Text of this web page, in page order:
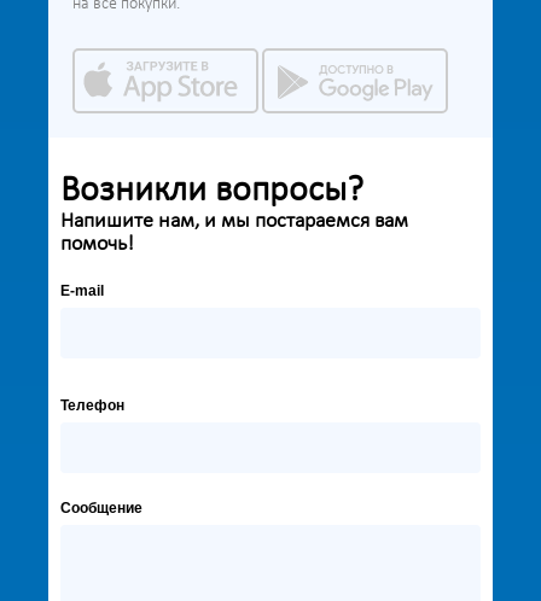
на все покупки.
Возникли вопросы?
Напишите нам, и мы постараемся вам
помочь!
E-mail
Телефон
Сообщение